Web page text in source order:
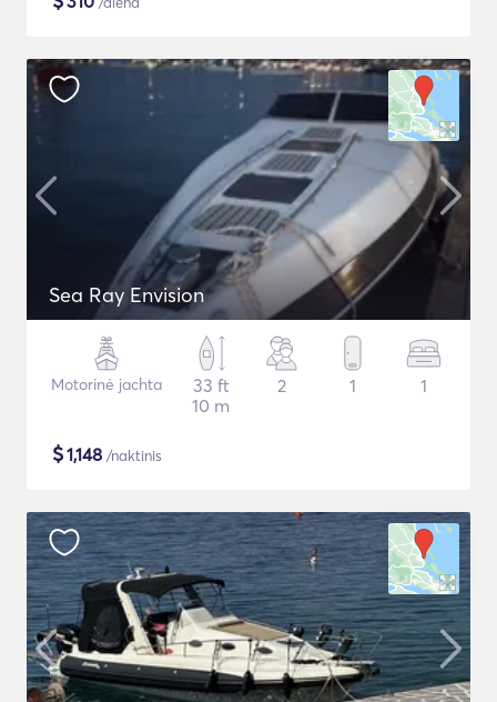
Sea Ray Envision
Motorinė jachta
33 ft
10 m
2 1 1
$1,148 /naktinis